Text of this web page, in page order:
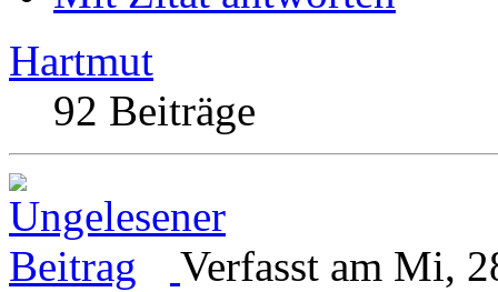
Hartmut
92 Beiträge
Verfasst am Mi,